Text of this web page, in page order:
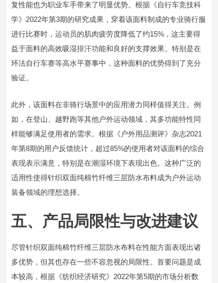
复性能也为职业车手带来了明显优势。根据《自行车竞技科
学》2022年第3期的研究成果，穿着该面料制成的专业骑行服
进行比赛时，运动员的肌肉疲劳度降低了约15%，这主要得
益于面料的高效吸湿排汗功能和良好的支撑效果。特别是在
环法自行车赛等高水平赛事中，这种面料的优势得到了充分
验证。
此外，该面料在非骑行场景中的应用潜力同样值得关注。例
如，在登山、越野跑等其他户外运动领域，其多功能特性同
样能够满足使用者的需求。根据《户外用品测评》杂志2021
年第8期的用户反馈统计，超过85%的使用者对该面料的综合
表现表示满意，特别是在潮湿环境下表现出色。这种广泛的
适用性使得针织双面纯棉竹纤维三层防水布料成为户外运动
装备领域的理想选择。
五、产品局限性与改进建议
尽管针织双面纯棉竹纤维三层防水布料在性能方面表现出诸
多优势，但其也存在一些不容忽视的局限性。首要问题是成
本较高，根据《纺织经济研究》2022年第5期的市场分析数